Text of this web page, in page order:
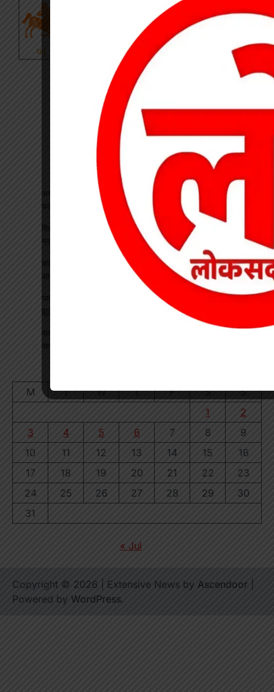
अधीक्षिका को हटाने की मांग पर छात्राओं का फूटा गुस्सा, NH-130 पर
चक्काजाम से घंटों थमा यातायात
शिक्षक बने कलेक्टर: कक्षा में पढ़ाया भौतिकी, 100% रिजल्ट पर इसरो
कटघोरा थाना के आरक्षक प्रदीप राठौर एवं रामधन पटेल रिश्वतखोरी के
यादव समाज महिला संगठन ने जिला अध्यक्ष का किया भव्य स्वागत, सावन
M
T W T F S
S
1
2
3
4 5 6 7 8
9
10
11 12 13 14 15
16
17
18 19 20 21 22
23
24
25 26 27 28 29
30
31
« Jul
Copyright © 2026 | Extensive News by Ascendoor
Powered by WordPress.